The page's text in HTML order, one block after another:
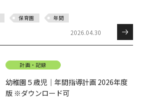
保育園 年間
2026.04.30
計画・記録
幼稚園５歳児｜年間指導計画 2026年度
版 ※ダウンロード可